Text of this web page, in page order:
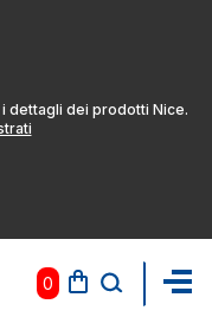
dettagli dei prodotti Nice.
0